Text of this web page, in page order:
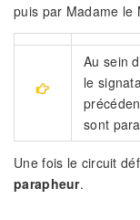
puis par Madame le
Au sein
le
sont
Une fois le circuit
parapheur.